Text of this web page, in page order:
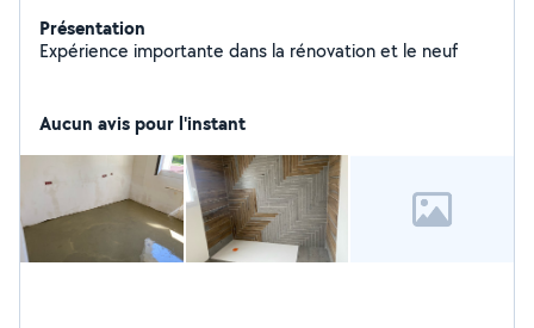
Présentation
Expérience importante dans la rénovation et le neuf
Aucun avis pour l'instant